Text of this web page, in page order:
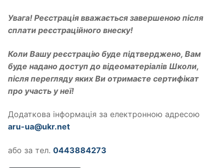
Увага! Реєстрація вважається завершеною після
сплати реєстраційного внеску!
Коли Вашу реєстрацію буде підтверджено, Вам
буде надано доступ до відеоматеріалів Школи,
після перегляду яких Ви отримаєте сертифікат
про участь у неї!
Додаткова інформація за електронною адресою
aru-ua@ukr.net
або за тел. 0443884273